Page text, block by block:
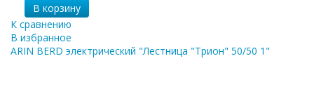
В корзину
К сравнению
В избранное
ARIN BERD электрический "Лестница "Трион" 50/50 1"